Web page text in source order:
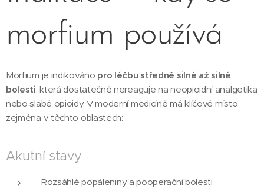
morfium používá
Morfium je indikováno pro léčbu středně silné až silné
bolesti, která dostatečně nereaguje na neopioidní analgetika
nebo slabé opioidy. V moderní medicíně má klíčové místo
zejména v těchto oblastech:
Akutní stavy
Rozsáhlé popáleniny a pooperační bolesti